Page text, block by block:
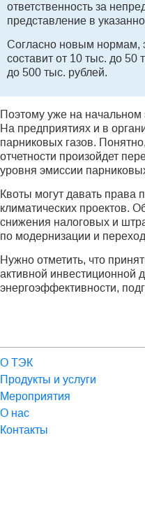
ответственность за
представление в
Согласно новым нормам,
составит от 10 тыс. до
до 500 тыс. рублей.
Поэтому уже на начальном
На предприятиях и в
парниковых газов.
отчетности произойдет
уровня эмиссии
Квоты могут давать
климатических проектов.
снижения налоговых и
по модернизации и
Нужно отметить, что
активной инвестиционной
энергоэффективности,
О ТЭК
Продукты и услуги
Мероприятия
О нас
Контакты